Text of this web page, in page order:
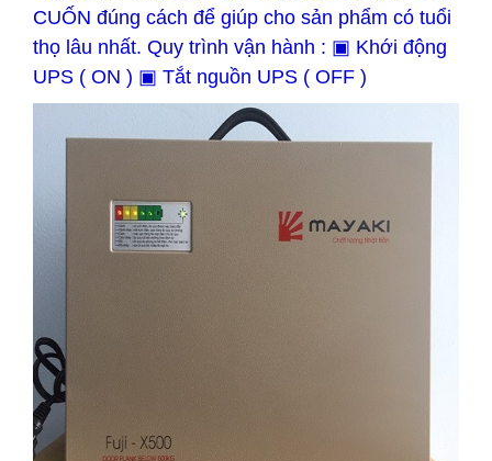
CUỐN đúng cách để giúp cho sản phẩm có tuổi
thọ lâu nhất. Quy trình vận hành : ▣ Khới động
UPS ( ON ) ▣ Tắt nguồn UPS ( OFF )